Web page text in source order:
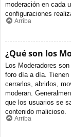
moderación en cada
configuraciones
Arriba
¿Qué son los
Los Moderadores
foro día a día. Tienen
cerrarlos, abrirlos,
moderan.
que los usuarios se
contenido malicioso.
Arriba